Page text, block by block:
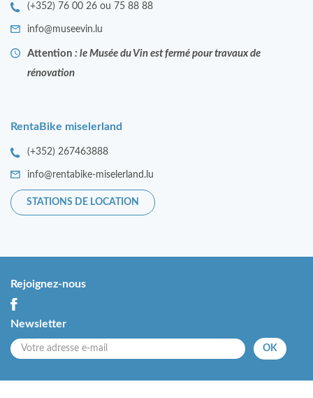
(+352) 76 00 26 ou 75 88 88
info@museevin.lu
Attention : le Musée du Vin est fermé pour travaux de
rénovation
RentaBike miselerland
(+352) 267463888
info@rentabike-miselerland.lu
STATIONS DE LOCATION
Rejoignez-nous
Newsletter
OK